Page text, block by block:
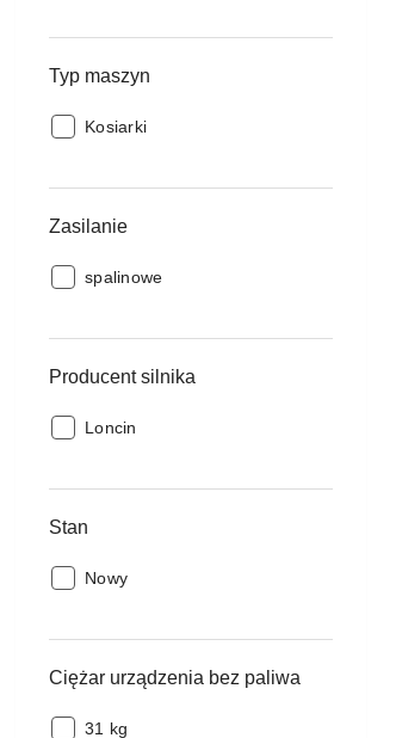
Typ maszyn
Typ
Kosiarki
Zasilanie
Zasilanie:
spalinowe
Producent silnika
Producent
Loncin
Stan
Stan:
Nowy
Ciężar urządzenia bez paliwa
Ciężar
31 kg